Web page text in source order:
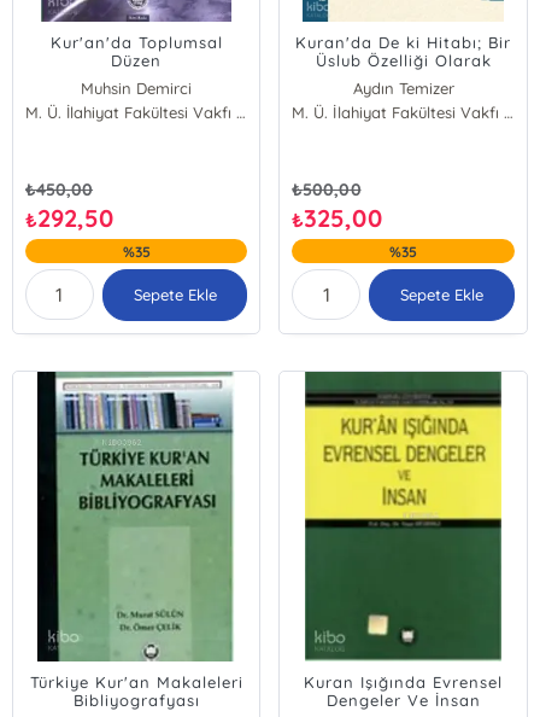
Kur'an'da Toplumsal
Düzen
Muhsin Demirci
M. Ü. İlahiyat Fakültesi Vakfı Yayınları
₺450,00
₺292,50
%35
Sepete Ekle
Kuran'da De ki Hitabı; Bir
Üslub Özelliği Olarak
Aydın Temizer
M. Ü. İlahiyat Fakültesi Vakfı Yayınları
₺500,00
₺325,00
%35
Sepete Ekle
Türkiye Kur'an Makaleleri
Bibliyografyası
Kuran Işığında Evrensel
Dengeler Ve İnsan